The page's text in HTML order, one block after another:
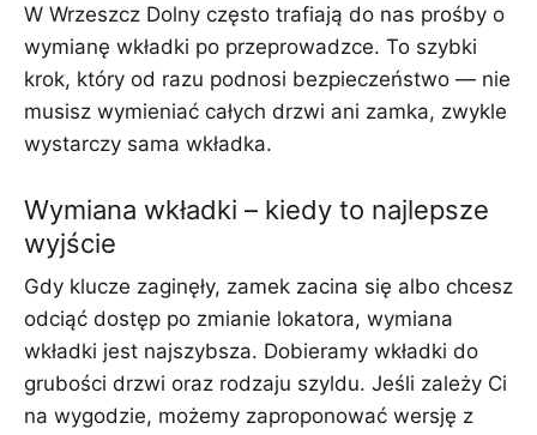
W Wrzeszcz Dolny często trafiają do nas prośby o
wymianę wkładki po przeprowadzce. To szybki
krok, który od razu podnosi bezpieczeństwo — nie
musisz wymieniać całych drzwi ani zamka, zwykle
wystarczy sama wkładka.
Wymiana wkładki – kiedy to najlepsze
wyjście
Gdy klucze zaginęły, zamek zacina się albo chcesz
odciąć dostęp po zmianie lokatora, wymiana
wkładki jest najszybsza. Dobieramy wkładki do
grubości drzwi oraz rodzaju szyldu. Jeśli zależy Ci
na wygodzie, możemy zaproponować wersję z